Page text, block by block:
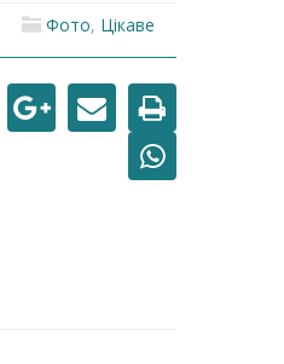
Фото, Цікаве